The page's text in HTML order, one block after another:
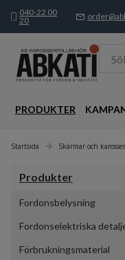
040-22 00
20
PRODUKTER
Startsida Skärmar och
Produkter
Fordonsbelysning
Fordonselektriska
Förbrukningsmaterial